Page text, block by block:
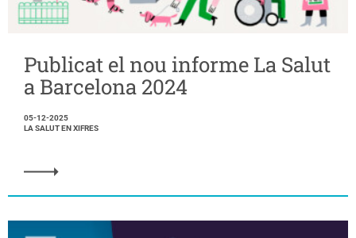
Publicat el nou informe La Salut
a Barcelona 2024
05-12-2025
LA SALUT EN XIFRES